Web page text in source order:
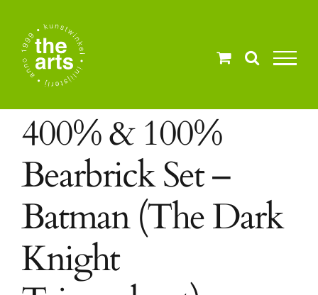
inhoud
400% & 100%
Bearbrick Set –
Batman (The Dark
Knight